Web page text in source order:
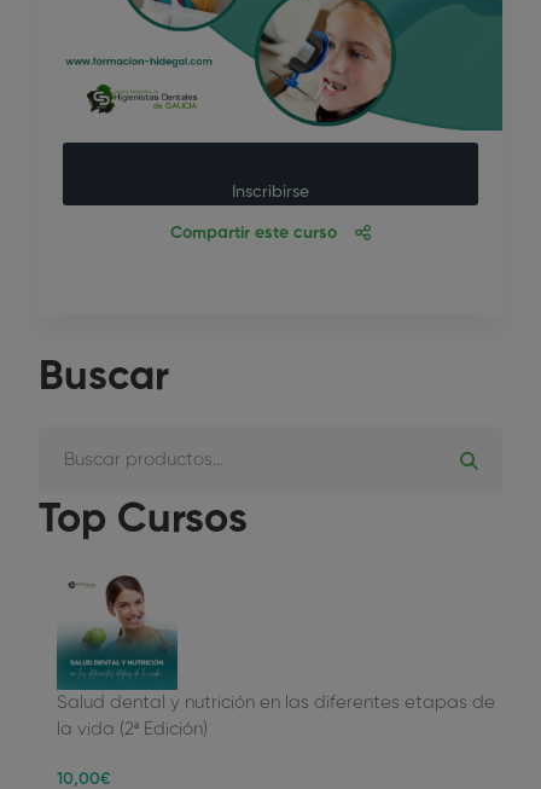
Inscribirse
Compartir este curso
Buscar
Top Cursos
Salud dental y nutrición en las diferentes etapas de
la vida (2ª Edición)
10,00€